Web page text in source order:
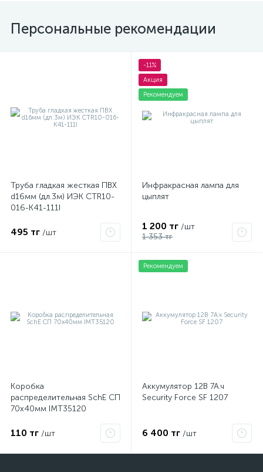
Персональные рекомендации
Труба гладкая жесткая ПВХ
d16мм (дл.3м) ИЭК CTR10-
016-K41-111I
495 тг /шт
-11%
Акция
Рекомендуем
Инфракрасная лампа для
цыплят
1 200 тг /шт
1 353 тг
Коробка
распределительная SchE СП
70х40мм IMT35120
110 тг /шт
Рекомендуем
Аккумулятор 12В 7А.ч
Security Force SF 1207
6 400 тг /шт